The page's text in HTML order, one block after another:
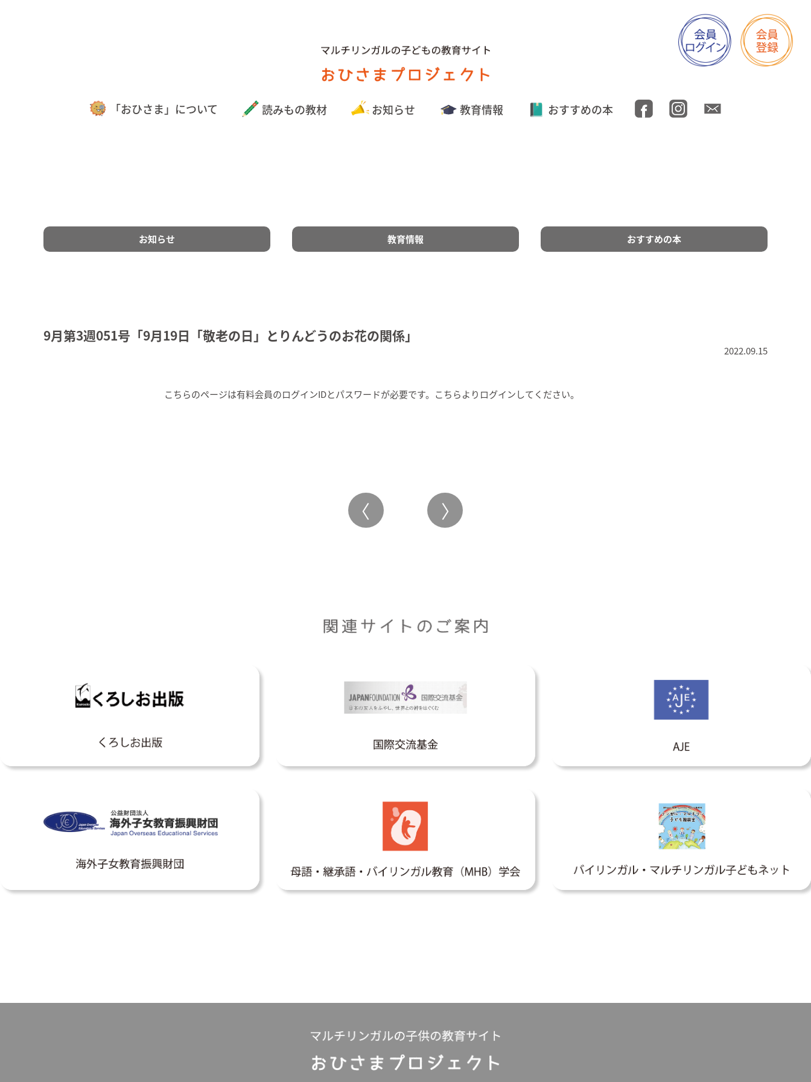
「おひさま」について 読みもの教材 お知らせ 教育情報 おすすめの本
お知らせ 教育情報 おすすめの本
9月第3週051号「9月19日「敬老の日」とりんどうのお花の関係」
2022.09.15
こちらのページは有料会員のログインIDとパスワードが必要です。こちらより ログインしてください。
〈 〉